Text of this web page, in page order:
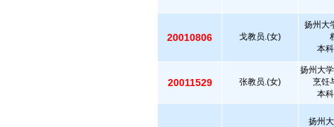
20010806 戈教员.(女)
扬州大
本
20011529 张教员.(女)
扬州大
烹饪
本
扬州